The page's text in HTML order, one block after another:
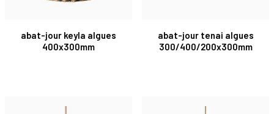
abat-jour keyla algues
400x300mm
abat-jour tenai algues
300/400/200x300mm